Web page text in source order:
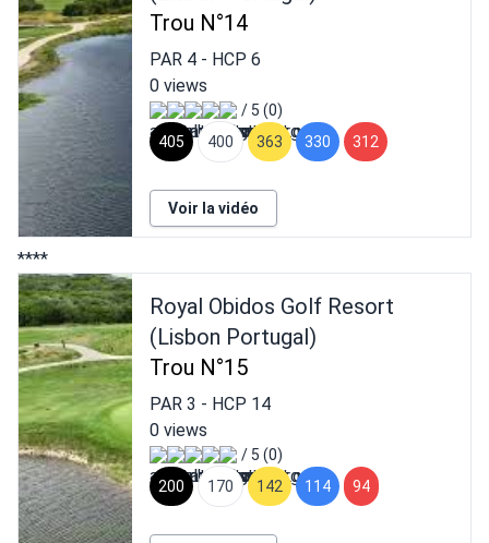
Trou N°14
PAR 4- HCP 6
0 views
/ 5 (0)
405
400 363 330 312
Voir la vidéo
****
Royal Obidos Golf Resort
(Lisbon Portugal)
Trou N°15
PAR 3 - HCP 14
0 views
/ 5 (0)
200
170 142 114 94